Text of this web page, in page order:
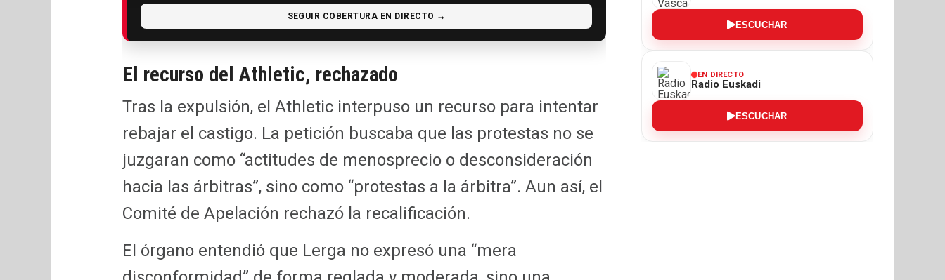
SEGUIR COBERTURA EN DIRECTO →
El recurso del Athletic, rechazado
Tras la expulsión, el Athletic interpuso un recurso para intentar
rebajar el castigo. La petición buscaba que las protestas no se
juzgaran como “actitudes de menosprecio o desconsideración
hacia las árbitras”, sino como “protestas a la árbitra”. Aun así, el
Comité de Apelación rechazó la recalificación.
El órgano entendió que Lerga no expresó una “mera
ESCUCHAR
EN DIRECTO
Radio Euskadi
ESCUCHAR